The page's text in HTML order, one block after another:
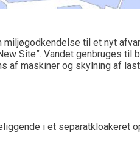
miljøgodkendelse til et nyt
Site”. Vandet genbruges
af maskiner og skylning af
i et separatkloakeret